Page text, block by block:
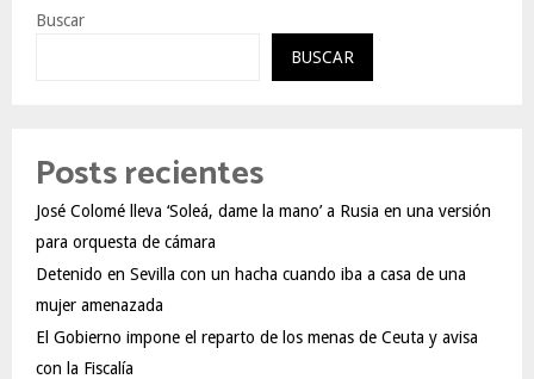
Buscar
BUSCAR
Posts recientes
José Colomé lleva ‘Soleá, dame la mano’ a Rusia en una versión
para orquesta de cámara
Detenido en Sevilla con un hacha cuando iba a casa de una
mujer amenazada
El Gobierno impone el reparto de los menas de Ceuta y avisa
con la Fiscalía